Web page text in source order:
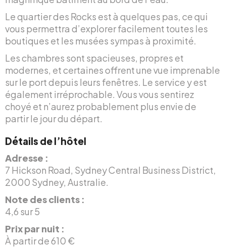
Le quartier des Rocks est à quelques pas, ce qui
vous permettra d’explorer facilement toutes les
boutiques et les musées sympas à proximité.
Les chambres sont spacieuses, propres et
modernes, et certaines offrent une vue imprenable
sur le port depuis leurs fenêtres. Le service y est
également irréprochable. Vous vous sentirez
choyé et n’aurez probablement plus envie de
partir le jour du départ.
Détails de l’hôtel
Adresse :
7 Hickson Road, Sydney Central Business District,
2000 Sydney, Australie.
Note des clients :
4,6 sur 5
Prix par nuit :
À partir de 610 €